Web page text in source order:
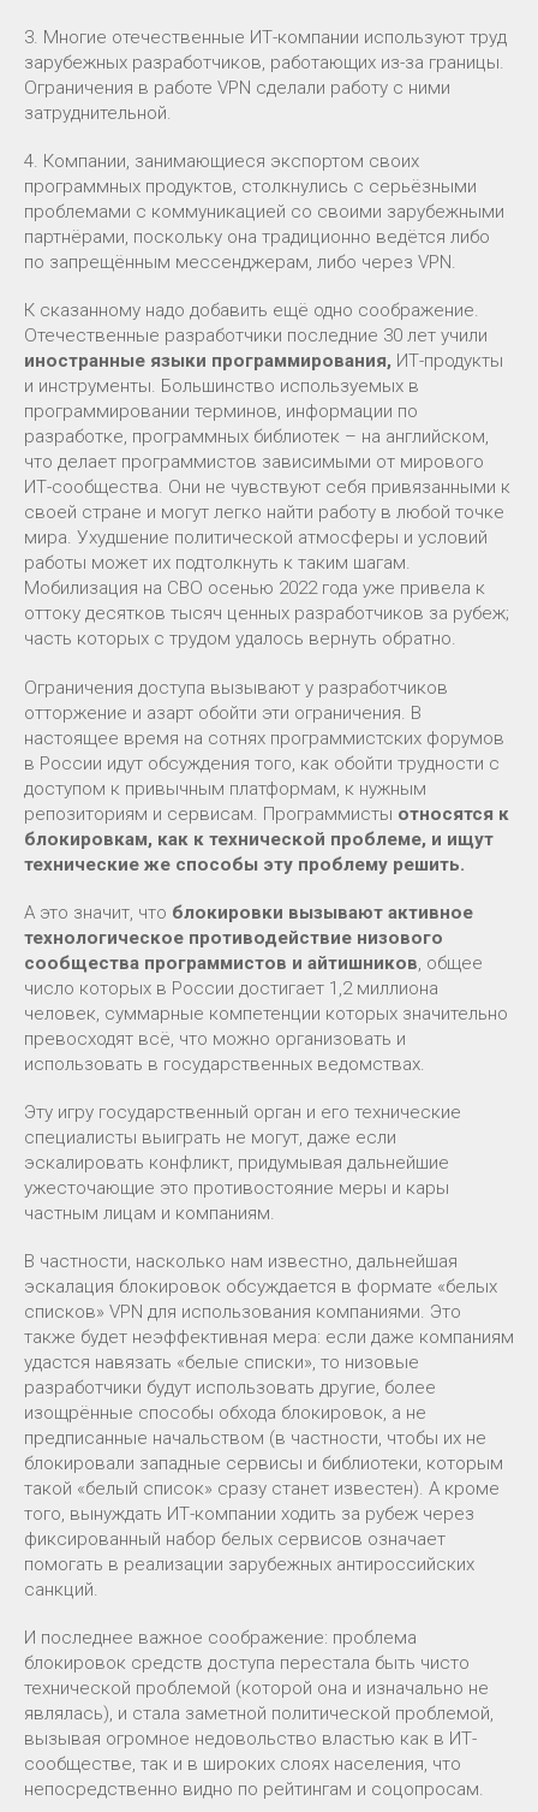
3. Многие отечественные ИТ-компании используют труд
зарубежных разработчиков, работающих из-за границы.
Ограничения в работе VPN сделали работу с ними
затруднительной.
4. Компании, занимающиеся экспортом своих
программных продуктов, столкнулись с серьёзными
проблемами с коммуникацией со своими зарубежными
партнёрами, поскольку она традиционно ведётся либо
по запрещённым мессенджерам, либо через VPN.
К сказанному надо добавить ещё одно соображение.
Отечественные разработчики последние 30 лет учили
иностранные языки программирования, ИТ-продукты
и инструменты. Большинство используемых в
программировании терминов, информации по
разработке, программных библиотек – на английском,
что делает программистов зависимыми от мирового
ИТ-сообщества. Они не чувствуют себя привязанными к
своей стране и могут легко найти работу в любой точке
мира. Ухудшение политической атмосферы и условий
работы может их подтолкнуть к таким шагам.
Мобилизация на СВО осенью 2022 года уже привела к
оттоку десятков тысяч ценных разработчиков за рубеж;
часть которых с трудом удалось вернуть обратно.
Ограничения доступа вызывают у разработчиков
отторжение и азарт обойти эти ограничения. В
настоящее время на сотнях программистских форумов
в России идут обсуждения того, как обойти трудности с
доступом к привычным платформам, к нужным
репозиториям и сервисам. Программисты относятся к
блокировкам, как к технической проблеме, и ищут
технические же способы эту проблему решить.
А это значит, что блокировки вызывают активное
технологическое противодействие низового
сообщества программистов и айтишников, общее
число которых в России достигает 1,2 миллиона
человек, суммарные компетенции которых значительно
превосходят всё, что можно организовать и
использовать в государственных ведомствах.
Эту игру государственный орган и его технические
специалисты выиграть не могут, даже если
эскалировать конфликт, придумывая дальнейшие
ужесточающие это противостояние меры и кары
частным лицам и компаниям.
В частности, насколько нам известно, дальнейшая
эскалация блокировок обсуждается в формате «белых
списков» VPN для использования компаниями. Это
также будет неэффективная мера: если даже компаниям
удастся навязать «белые списки», то низовые
разработчики будут использовать другие, более
изощрённые способы обхода блокировок, а не
предписанные начальством (в частности, чтобы их не
блокировали западные сервисы и библиотеки, которым
такой «белый список» сразу станет известен). А кроме
того, вынуждать ИТ-компании ходить за рубеж через
фиксированный набор белых сервисов означает
помогать в реализации зарубежных антироссийских
санкций.
И последнее важное соображение: проблема
блокировок средств доступа перестала быть чисто
технической проблемой (которой она и изначально не
являлась), и стала заметной политической проблемой,
вызывая огромное недовольство властью как в ИТ-
сообществе, так и в широких слоях населения, что
непосредственно видно по рейтингам и соцопросам.